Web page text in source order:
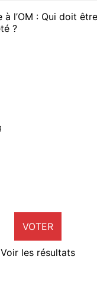
l’OM : Qui doit
?
VOTER
Voir les résultats